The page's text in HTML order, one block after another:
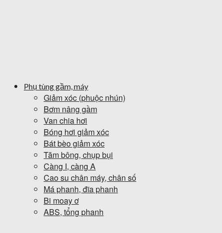
Phụ tùng gầm, máy
Giảm xóc (phuộc nhún)
Bơm nâng gầm
Van chia hơi
Bóng hơi giảm xóc
Bát bèo giảm xóc
Tăm bông, chụp bụi
Càng I, càng A
Cao su chân máy, chân số
Má phanh, đĩa phanh
Bi moay ơ
ABS, tổng phanh